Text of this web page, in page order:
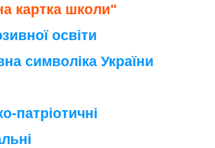
картка школи"
освіти
символіка України
патріотичні